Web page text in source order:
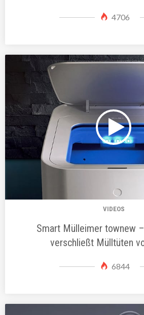
4706
VIDEOS
Smart Mülleimer townew
verschließt Mülltüten
6844